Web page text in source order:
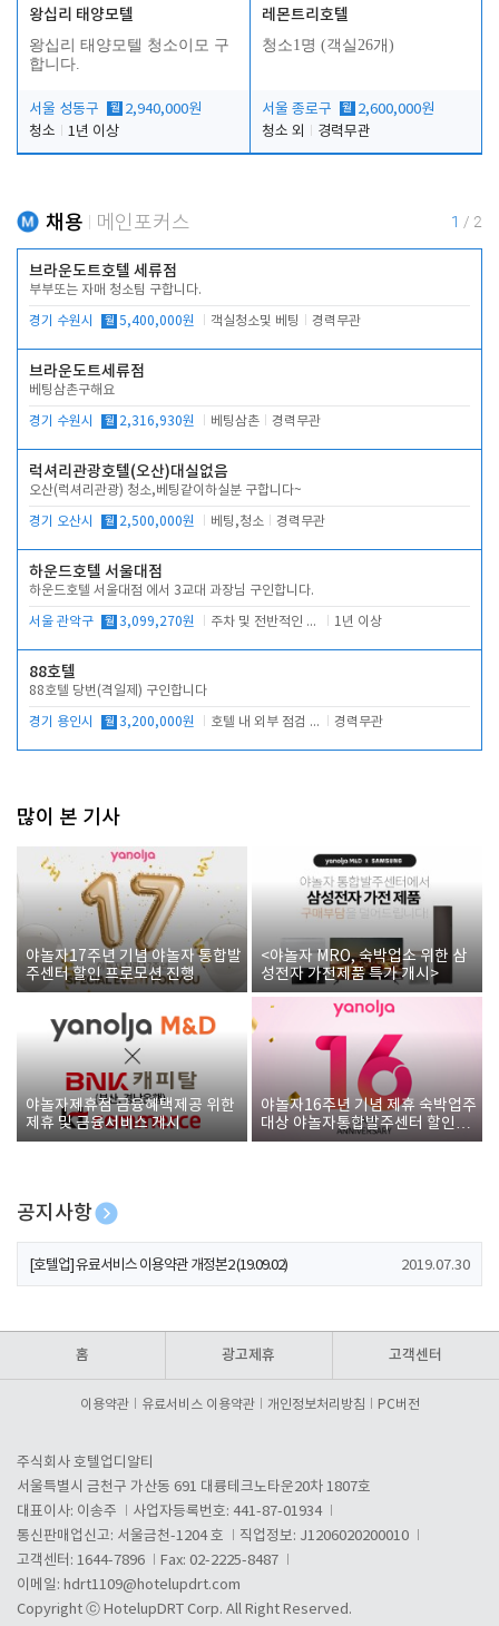
왕십리 태양모텔
왕십리 태양모텔 청소이모 구
합니다.
서울 성동구 월 2,940,000원
청소
1년 이상
레몬트리호텔
청소1명 (객실26개)
서울 종로구 월 2,600,000원
청소 외
경력무관
채용 메인포커스 1 / 2
브라운도트호텔 세류점
부부또는 자매 청소팀 구합니다.
경기 수원시 월 5,400,000원 객실청소및 베팅 경력무관
브라운도트세류점
베팅삼촌구해요
경기 수원시 월 2,316,930원 베팅삼촌 경력무관
럭셔리관광호텔(오산)대실없음
오산(럭셔리관광) 청소,베팅같이하실분 구합니다~
경기 오산시 월 2,500,000원 베팅,청소 경력무관
하운드호텔 서울대점
하운드호텔 서울대점 에서 3교대 과장님 구인합니다.
서울 관악구 월 3,099,270원 주차 및 전반적인 당번업무 1년 이상
88호텔
88호텔 당번(격일제) 구인합니다
경기 용인시 월 3,200,000원 호텔 내 외부 점검 및 프런트 운영 경력무관
많이 본 기사
야놀자17주년 기념 야놀자 통합발
주센터 할인 프로모션 진행
<야놀자 MRO, 숙박업소 위한 삼
성전자 가전제품 특가 개시>
야놀자제휴점 금융혜택제공 위한
제휴 및 금융서비스 게시
야놀자16주년 기념 제휴 숙박업주
대상 야놀자통합발주센터 할인쿠
폰 증정
공지사항
[호텔업] 개인정보 처리방침 개정본1 (19.09.02)
[호텔업] 유료서비스 이용약관 개정본2 (19.09.02) 2019.07.30
홈 광고제휴 고객센터
이용약관 유료서비스 이용약관 개인정보처리방침 PC버전
주식회사 호텔업디알티
서울특별시 금천구 가산동 691 대륭테크노타운20차 1807호
대표이사: 이송주
사업자등록번호: 441-87-01934
통신판매업신고: 서울금천-1204 호
직업정보: J1206020200010
고객센터: 1644-7896
Fax: 02-2225-8487
이메일: hdrt1109@hotelupdrt.com
Copyright ⓒ HotelupDRT Corp. All Right Reserved.